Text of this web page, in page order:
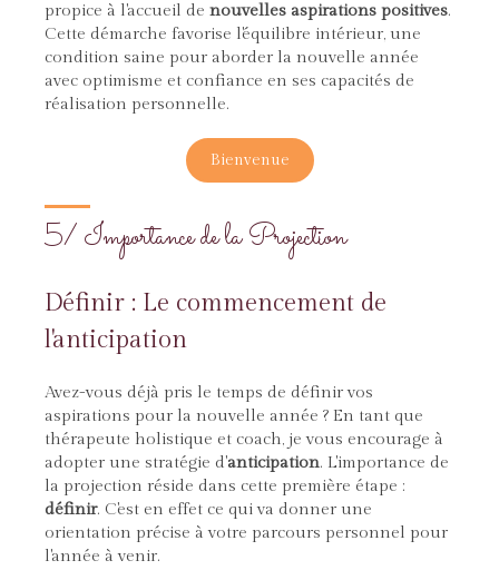
propice à l'accueil de nouvelles aspirations positives.
Cette démarche favorise l'équilibre intérieur, une
condition saine pour aborder la nouvelle année
avec optimisme et confiance en ses capacités de
réalisation personnelle.
Bienvenue
5/ Importance de la Projection
Définir : Le commencement de
l'anticipation
Avez-vous déjà pris le temps de définir vos
aspirations pour la nouvelle année ? En tant que
thérapeute holistique et coach, je vous encourage à
adopter une stratégie d'anticipation. L'importance de
la projection réside dans cette première étape :
définir. C'est en effet ce qui va donner une
orientation précise à votre parcours personnel pour
l'année à venir.